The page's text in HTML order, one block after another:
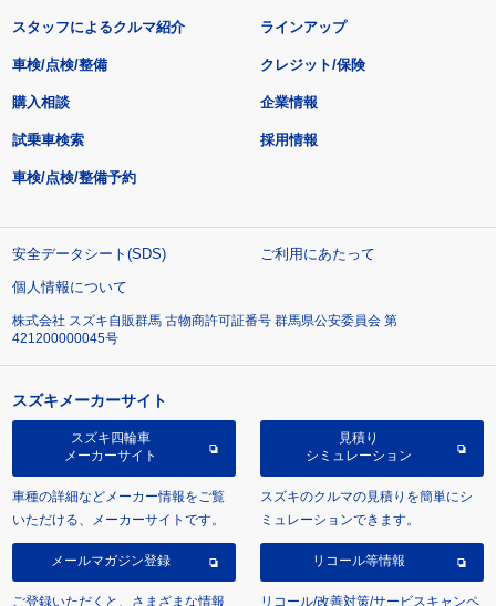
スタッフによるクルマ紹介 ラインアップ
車検/点検/整備 クレジット/保険
購入相談
試乗車検索
車検/点検/整備予約
企業情報
採用情報
安全データシート(SDS)
ご利用にあたって
個人情報について
株式会社 スズキ自販群馬 古物商許可証番号 群馬県公安委員会 第
421200000045号
スズキメーカーサイト
スズキ四輪車
メーカーサイト
車種の詳細などメーカー情報をご覧
いただける、メーカーサイトです。
見積り
シミュレーション
スズキのクルマの見積りを簡単にシ
ミュレーションできます。
メールマガジン登録
ご登録いただくと、さまざまな情報
リコール等情報
リコール/改善対策/サービスキャンペ